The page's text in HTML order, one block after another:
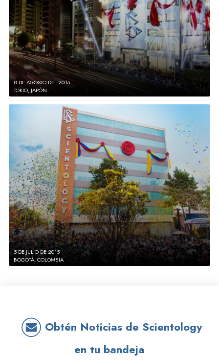
8 DE AGOSTO DEL 2015
TOKIO, JAPÓN
5 DE JULIO DE 2015
BOGOTÁ, COLOMBIA
Obtén Noticias de Scientology
en tu bandeja